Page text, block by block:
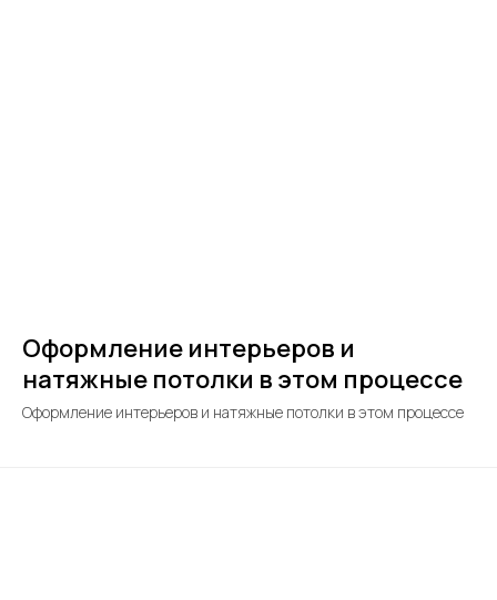
Оформление интерьеров и
натяжные потолки в этом процессе
Оформление интерьеров и натяжные потолки в этом процессе